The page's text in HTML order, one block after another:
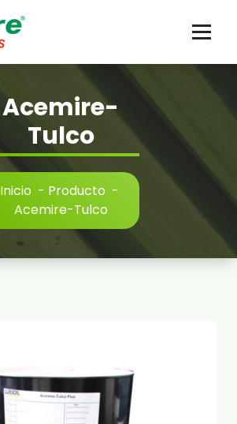
Acemire-
Tulco
Inicio- Producto-
Acemire-Tulco